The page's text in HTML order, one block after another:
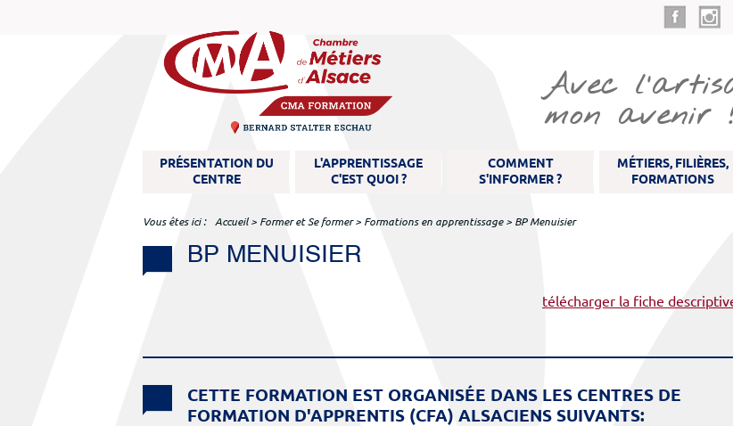
Avec
mon avenir
u
PRÉSENTATION DU
CENTRE
L'APPRENTISSAGE
C'EST QUOI ?
COMMENT
S'INFORMER ?
MÉTIERS, FILIÈRES,
FORMATIONS
Vous êtes ici Accueil> Former et Se former> Formations en apprentissage> BP Menuisier
BP MENUISIER
télécharger la fiche
CETTE FORMATION EST ORGANISÉE DANS LES CENTRES DE
FORMATION D'APPRENTIS (CFA) ALSACIENS SUIVANTS: